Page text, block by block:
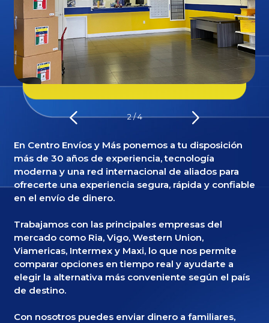
3/4
En Centro Envíos y Más ponemos a tu disposición
más de 30 años de experiencia, tecnología
moderna y una red internacional de aliados para
ofrecerte una experiencia segura, rápida y confiable
en el envío de dinero.
Trabajamos con las principales empresas del
mercado como Ria, Vigo, Western Union,
Viamericas, Intermex y Maxi, lo que nos permite
comparar opciones en tiempo real y ayudarte a
elegir la alternativa más conveniente según el país
de destino.
Con nosotros puedes enviar dinero a familiares,